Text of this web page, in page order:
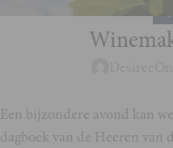
Een bijzondere avond kan
dagboek van de Heeren van